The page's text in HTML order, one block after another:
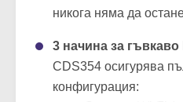
никога няма да
3 начина за
CDS354 осигурява
конфигурация: